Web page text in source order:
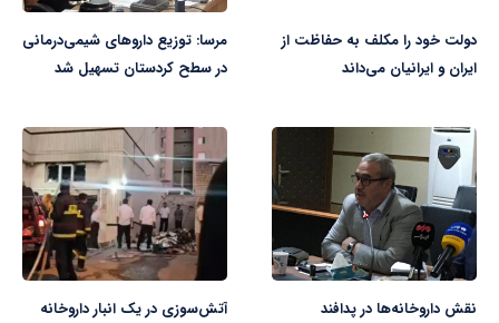
دولت خود را مکلف به حفاظت از
ایران و ایرانیان می‌داند
مرسا: توزیع داروهای شیمی‌درمانی
در سطح کردستان تسهیل شد
نقش داروخانه‌ها در پدافند
آتش‌سوزی در یک انبار داروخانه